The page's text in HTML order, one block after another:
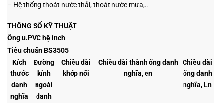
– Hệ thống thoát nước thải, thoát nước mưa,..
THÔNG SỐ KỸ THUẬT
Ống u.PVC hệ inch
Tiêu chuẩn BS3505
Kích
thước
danh
nghĩa
Đường
kính
ngoài
danh
Chiều dài
khớp nối
Chiều dài thành ống danh
nghĩa, en
Chiều dài
ống danh
nghĩa, Ln